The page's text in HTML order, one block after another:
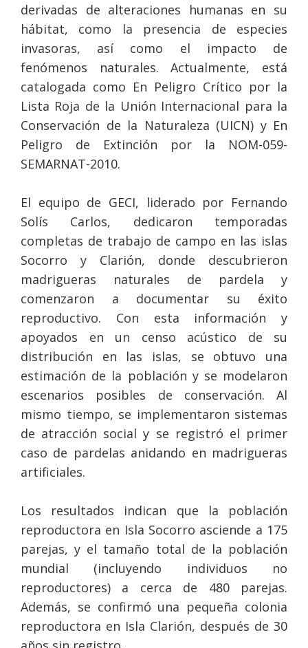
derivadas de alteraciones humanas en su
hábitat, como la presencia de especies
invasoras, así como el impacto de
fenómenos naturales. Actualmente, está
catalogada como En Peligro Crítico por la
Lista Roja de la Unión Internacional para la
Conservación de la Naturaleza (UICN) y En
Peligro de Extinción por la NOM-059-
SEMARNAT-2010.
El equipo de GECI, liderado por Fernando
Solís Carlos, dedicaron temporadas
completas de trabajo de campo en las islas
Socorro y Clarión, donde descubrieron
madrigueras naturales de pardela y
comenzaron a documentar su éxito
reproductivo. Con esta información y
apoyados en un censo acústico de su
distribución en las islas, se obtuvo una
estimación de la población y se modelaron
escenarios posibles de conservación. Al
mismo tiempo, se implementaron sistemas
de atracción social y se registró el primer
caso de pardelas anidando en madrigueras
artificiales.
Los resultados indican que la población
reproductora en Isla Socorro asciende a 175
parejas, y el tamaño total de la población
mundial (incluyendo individuos no
reproductores) a cerca de 480 parejas.
Además, se confirmó una pequeña colonia
reproductora en Isla Clarión, después de 30